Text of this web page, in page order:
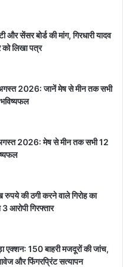
और सेंसर बोर्ड की मांग, गिरधारी यादव
लिखा पत्र
2026: जानें मेष से मीन तक सभी
2026: मेष से मीन तक सभी 12
की ठगी करने वाले गिरोह का
आरोपी गिरफ्तार
एक्शन: 150 बाहरी मजदूरों की जांच,
और फिंगरप्रिंट सत्यापन